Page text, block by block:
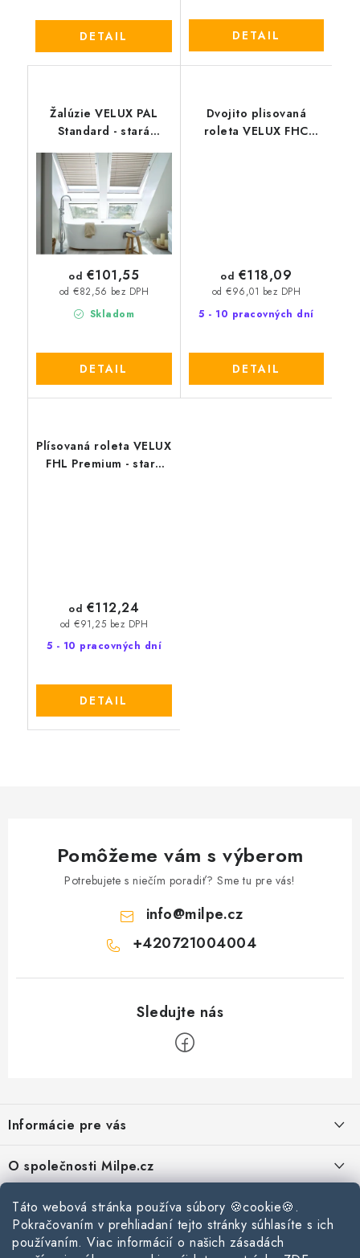
Táto webová stránka používa súbory 🍪cookie🍪.
Pokračovaním v prehliadaní tejto stránky súhlasíte s ich
používaním. Viac informácií o našich zásadách
DETAIL DETAIL
Žalúzie VELUX PAL
Standard - stará
generácia
Skladom
od €82,56 bez DPH
od €101,55
DETAIL
Dvojito plisovaná
roleta VELUX FHC
5 - 10 pracovných dní
od €96,01 bez DPH
od €118,09
DETAIL
Plísovaná roleta VELUX
FHL Premium - stará
5 - 10 pracovných dní
od €91,25 bez DPH
od €112,24
DETAIL
Pomôžeme vám s výberom
Potrebujete s niečím poradiť? Sme tu pre vás!
info@milpe.cz
+420721004004
p
ä
t
Informácie pre vás
Reklamace a vrácení zboží
Zásady používania súborov cookie
Podmínky ochrany osobních údajů
Obchodní podmínky
O společnosti Milpe.cz
Často sa nás pýtate
O spoločnosti Milpe
Kontakty
Kontaktné informácie
Stavebný blog